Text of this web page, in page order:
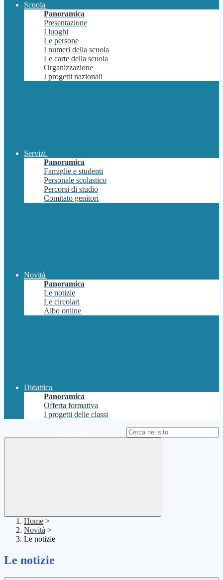
Scuola
Panoramica
Presentazione
I luoghi
Le persone
I numeri della scuola
Le carte della scuola
Organizzazione
I progetti nazionali
Servizi
Panoramica
Famiglie e studenti
Personale scolastico
Percorsi di studio
Comitato genitori
Novità
Panoramica
Le notizie
Le circolari
Albo online
Didattica
Panoramica
Offerta formativa
I progetti delle classi
Home >
Novità >
Le notizie
Le notizie